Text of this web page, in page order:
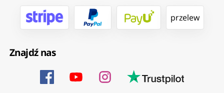
przelew
Znajdź nas